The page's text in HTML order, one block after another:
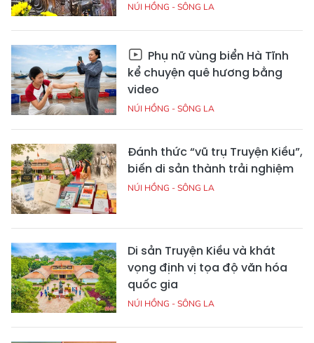
NÚI HỒNG - SÔNG LA
Phụ nữ vùng biển Hà Tĩnh
kể chuyện quê hương bằng
video
NÚI HỒNG - SÔNG LA
Đánh thức “vũ trụ Truyện Kiều”,
biến di sản thành trải nghiệm
NÚI HỒNG - SÔNG LA
Di sản Truyện Kiều và khát
vọng định vị tọa độ văn hóa
quốc gia
NÚI HỒNG - SÔNG LA